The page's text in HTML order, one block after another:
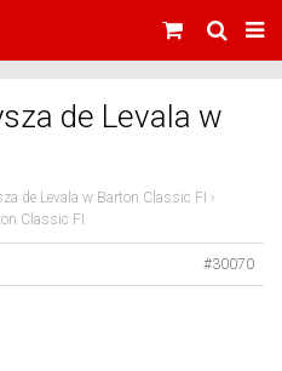
de Levala w
de Levala w Barton Classic FI ›
Classic FI
#30070